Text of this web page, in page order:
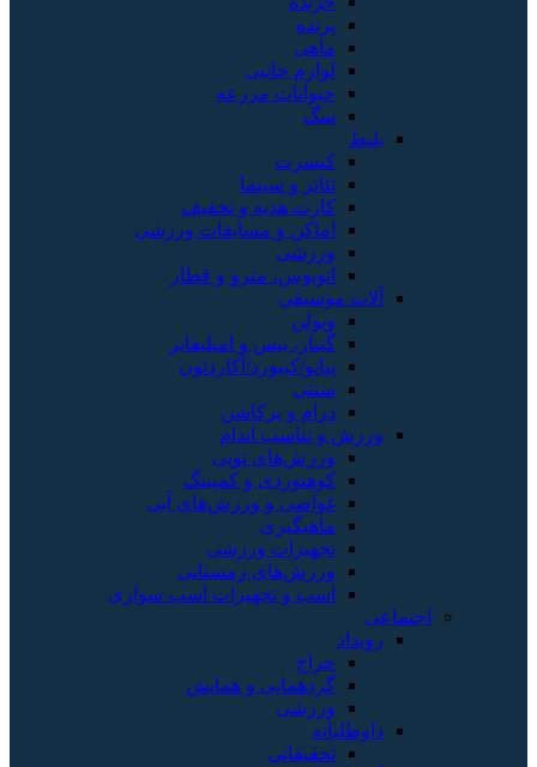
پرنده
ماهی
لوازم جانبی
حیوانات مزرعه
سگ
بلیط
کنسرت
تئاتر و سینما
کارت هدیه و تخفیف
اماکن و مسابقات ورزشی
ورزشی
اتوبوس، مترو و قطار
آلات موسیقی
ویولن
گیتار، بیس و امپلیفایر
پیانو/کیبورد/آکاردئون
سنتی
درام و پرکاشن
ورزش و تناسب اندام
ورزش‌های توپی
کوهنوردی و کمپینگ
غواصی و ورزش‌های آبی
ماهیگیری
تجهیزات ورزشی
ورزش‌های زمستانی
اسب و تجهیزات اسب سواری
اجتماعی
رویداد
حراج
گردهمایی و همایش
ورزشی
داوطلبانه
تحقیقاتی